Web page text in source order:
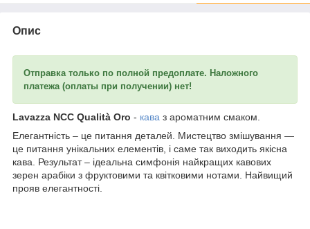
Опис
Отправка только по полной предоплате. Наложного
платежа (оплаты при получении) нет!
Lavazza NCC Qualità Oro - кава з ароматним смаком.
Елегантність – це питання деталей. Мистецтво змішування —
це питання унікальних елементів, і саме так виходить якісна
кава. Результат – ідеальна симфонія найкращих кавових
зерен арабіки з фруктовими та квітковими нотами. Найвищий
прояв елегантності.